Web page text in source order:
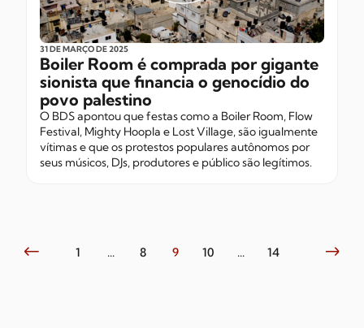
31 DE MARÇODE 2025
Boiler Room é comprada por gigante
sionista que financia o genocídio do
povo palestino
O BDS apontou que festas como a Boiler Room, Flow
Festival, Mighty Hoopla e Lost Village, são igualmente
vítimas e que os protestos populares autônomos por
seus músicos, DJs, produtores e público são legítimos.
1 ... 8 9 10 ... 14